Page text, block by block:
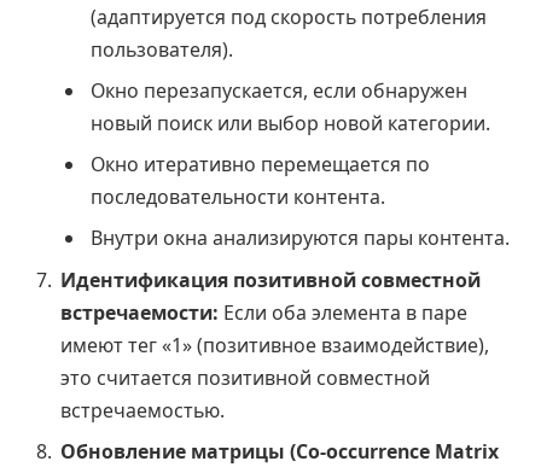
(адаптируется под скорость потребления
пользователя).
Окно перезапускается, если обнаружен
новый поиск или выбор новой категории.
Окно итеративно перемещается по
последовательности контента.
Внутри окна анализируются пары контента.
Идентификация позитивной совместной
встречаемости: Если оба элемента в паре
имеют тег «1» (позитивное взаимодействие),
это считается позитивной совместной
встречаемостью.
Обновление матрицы (Co-occurrence Matrix